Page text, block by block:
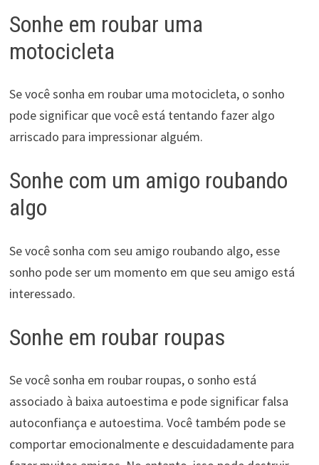
Sonhe em roubar uma
motocicleta
Se você sonha em roubar uma motocicleta, o sonho
pode significar que você está tentando fazer algo
arriscado para impressionar alguém.
Sonhe com um amigo roubando
algo
Se você sonha com seu amigo roubando algo, esse
sonho pode ser um momento em que seu amigo está
interessado.
Sonhe em roubar roupas
Se você sonha em roubar roupas, o sonho está
associado à baixa autoestima e pode significar falsa
autoconfiança e autoestima. Você também pode se
comportar emocionalmente e descuidadamente para